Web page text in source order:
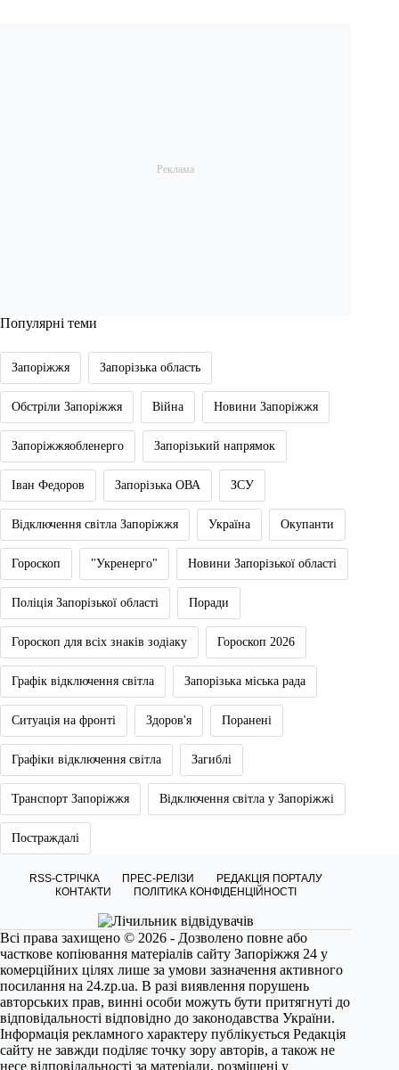
Популярні теми
Запоріжжя Запорізька область
Обстріли Запоріжжя Війна Новини Запоріжжя
Запоріжжяобленерго Запорізький напрямок
Іван Федоров Запорізька ОВА ЗСУ
Відключення світла Запоріжжя Україна Окупанти
Гороскоп "Укренерго" Новини Запорізької області
Поліція Запорізької області Поради
Гороскоп для всіх знаків зодіаку Гороскоп 2026
Графік відключення світла Запорізька міська рада
Ситуація на фронті Здоров'я Поранені
Графіки відключення світла Загиблі
Транспорт Запоріжжя Відключення світла у Запоріжжі
Постраждалі
RSS-СТРІЧКА ПРЕС-РЕЛІЗИ
РЕДАКЦІЯ ПОРТАЛУ
КОНТАКТИ
ПОЛІТИКА КОНФІДЕНЦІЙНОСТІ
Всі права захищено © 2026 - Дозволено повне або
часткове копіювання матеріалів сайту Запоріжжя 24 у
комерційних цілях лише за умови зазначення активного
посилання на 24.zp.ua. В разі виявлення порушень
авторських прав, винні особи можуть бути притягнуті до
відповідальності відповідно до законодавства України.
Інформація рекламного характеру публікується Редакція
сайту не завжди поділяє точку зору авторів, а також не
несе відповідальності за матеріали, розміщені у